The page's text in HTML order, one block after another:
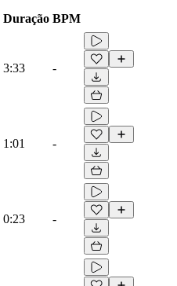
Duração BPM
3:33 -
1:01 -
0:23 -